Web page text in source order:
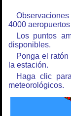
4000
Los puntos
disponibles.
Ponga el
la estación.
Haga clic
meteorológicos.